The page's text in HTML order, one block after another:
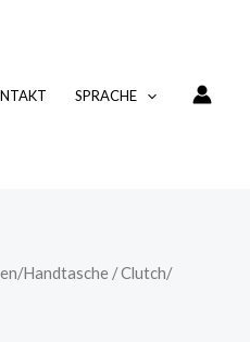
SPRACHE
/Handtasche / Clutch/